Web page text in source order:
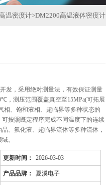
温密度计>DM2200高温液体密度计
发，采用绝对测量法，有效保证测量
，测压范围覆盖真空至15MPa(可拓展
相、饱和液相、超临界等多种状态的
按照既定程序完成不同温度下的连续
、氟化液、超临界流体等多种流体，
。
更新时间： 2026-03-03
产品品牌： 夏溪电子